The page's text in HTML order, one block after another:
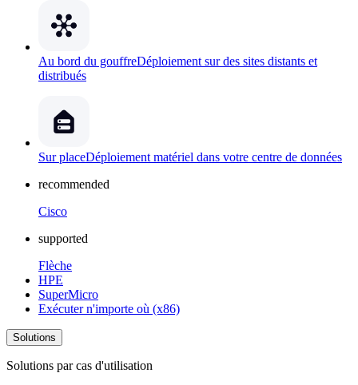
Au bord du gouffreDéploiement sur des sites distants et
distribués
Sur placeDéploiement matériel dans votre centre de données
recommended
Cisco
supported
Flèche
HPE
SuperMicro
Exécuter n'importe où (x86)
Solutions
Solutions par cas d'utilisation